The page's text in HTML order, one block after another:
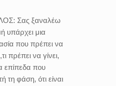
Σας ξαναλέω
υπάρχει μια
που πρέπει να
πρέπει να γίνει,
επίπεδα που
τη φάση, ότι είναι